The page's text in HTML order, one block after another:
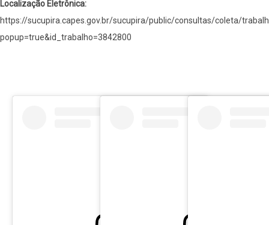
Localização Eletrônica
https://sucupira.capes.gov.br/sucupira/public/consultas/coleta/
popup=true&id_trabalho=3842800